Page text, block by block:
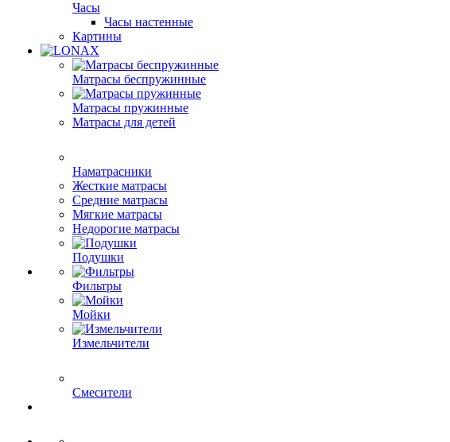
Часы
Часы настенные
Картины
Матрасы беспружинные
Матрасы пружинные
Матрасы для детей
Наматрасники
Жесткие матрасы
Средние матрасы
Мягкие матрасы
Недорогие матрасы
Подушки
Фильтры
Мойки
Измельчители
Смесители